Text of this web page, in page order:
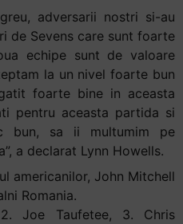
adversarii nostri si-au
de Sevens care sunt foarte
echipe sunt de valoare
la un nivel foarte bun
foarte bine in aceasta
pentru aceasta partida si
bun, sa ii multumim pe
a declarat Lynn Howells.
americanilor, John Mitchell
Romania.
Joe Taufetee, 3. Chris